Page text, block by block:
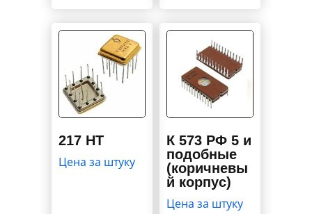
217 НТ
Цена за штуку
К 573 РФ 5 и
подобные
(коричневы
й корпус)
Цена за штуку